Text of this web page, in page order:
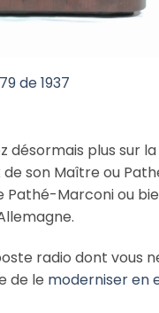
de 1937
désormais plus sur
de son Maître ou
Pathé-Marconi ou
radio dont vous
de le moderniser en